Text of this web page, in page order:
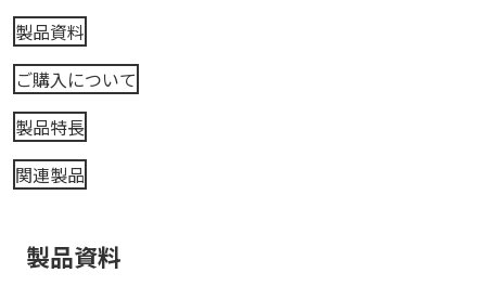
製品資料
ご購入について
製品特長
関連製品
製品資料